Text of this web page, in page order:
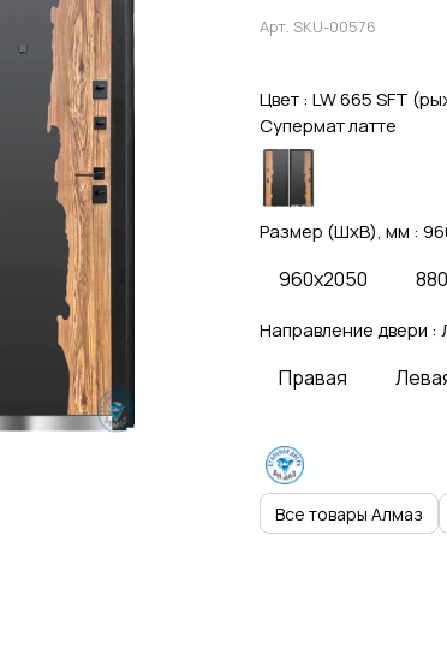
Арт. SKU-00576
Цвет : LW 665 SFT
Супермат латте
Размер (ШхВ), мм :
960x2050
Направление двери :
Правая
Все товары Алмаз